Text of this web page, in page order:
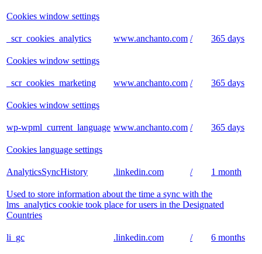
Cookies window settings
_scr_cookies_analytics www.anchanto.com / 365 days
Cookies window settings
_scr_cookies_marketing www.anchanto.com / 365 days
Cookies window settings
wp-wpml_current_language www.anchanto.com / 365 days
Cookies language settings
AnalyticsSyncHistory .linkedin.com / 1 month
Used to store information about the time a sync with the
lms_analytics cookie took place for users in the Designated
Countries
li_gc .linkedin.com / 6 months